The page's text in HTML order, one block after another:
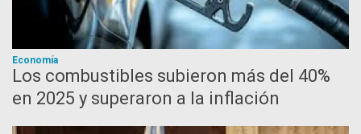
Economía
Los combustibles subieron más del 40%
en 2025 y superaron a la inflación